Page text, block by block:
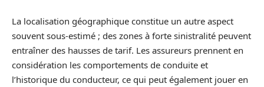
La localisation géographique constitue un autre aspect
souvent sous-estimé ; des zones à forte sinistralité peuvent
entraîner des hausses de tarif. Les assureurs prennent en
considération les comportements de conduite et
l’historique du conducteur, ce qui peut également jouer en